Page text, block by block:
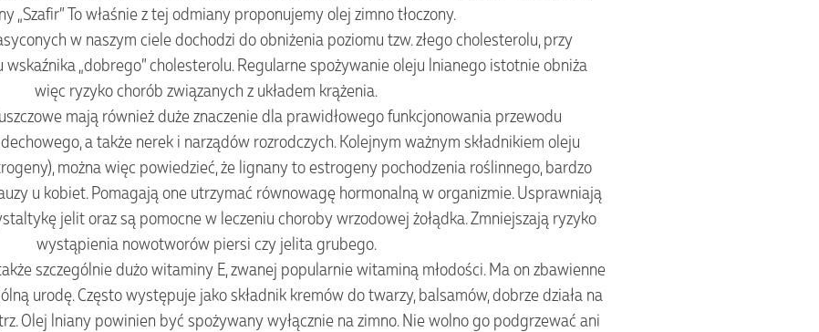
„Szafir” To właśnie z tej odmiany proponujemy olej zimno tłoczony.
w naszym ciele dochodzi do obniżenia poziomu tzw. złego cholesterolu, przy
wskaźnika „dobrego” cholesterolu. Regularne spożywanie oleju lnianego istotnie obniża
więc ryzyko chorób związanych z układem krążenia.
mają również duże znaczenie dla prawidłowego funkcjonowania przewodu
a także nerek i narządów rozrodczych. Kolejnym ważnym składnikiem oleju
można więc powiedzieć, że lignany to estrogeny pochodzenia roślinnego, bardzo
u kobiet. Pomagają one utrzymać równowagę hormonalną w organizmie. Usprawniają
jelit oraz są pomocne w leczeniu choroby wrzodowej żołądka. Zmniejszają ryzyko
wystąpienia nowotworów piersi czy jelita grubego.
szczególnie dużo witaminy E, zwanej popularnie witaminą młodości. Ma on zbawienne
urodę. Często występuje jako składnik kremów do twarzy, balsamów, dobrze działa na
Olej lniany powinien być spożywany wyłącznie na zimno. Nie wolno go podgrzewać ani